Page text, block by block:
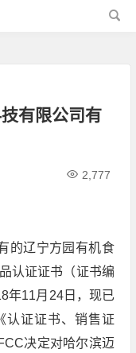
有限公司有
2,777
的辽宁方园有机食
认证证书（证书编
年11月24日，现已
认证证书、销售证
决定对哈尔滨迈